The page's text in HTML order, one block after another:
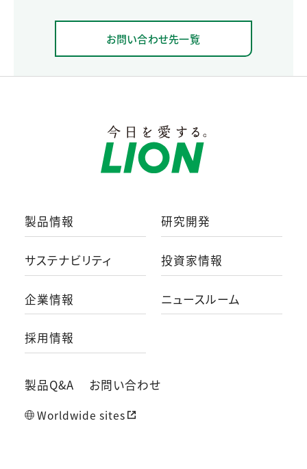
お問い合わせ先一覧
製品情報 研究開発
サステナビリティ 投資家情報
企業情報 ニュースルーム
採用情報
製品Q&A お問い合わせ
Worldwide sites